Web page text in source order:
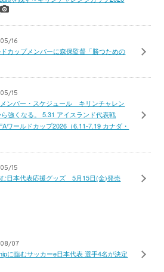
16
カップメンバーに森保監督「勝つための
15
ンバー・スケジュール キリンチャレン
強くなる。 5.31 アイスランド代表戦
ワールドカップ2026（6.11-7.19 カナダ・
15
日本代表応援グッズ 5月15日(金)発売
07
に臨むサッカーe日本代表 選手4名が決定